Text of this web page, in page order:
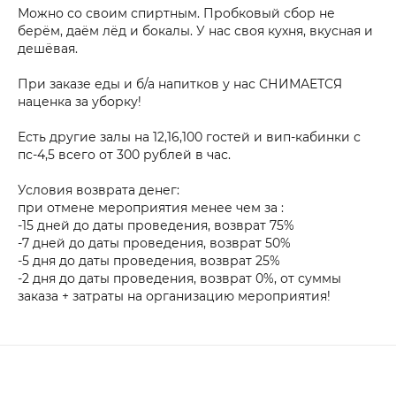
Можно со своим спиртным. Пробковый сбор не
берём, даём лёд и бокалы. У нас своя кухня, вкусная и
дешёвая.
При заказе еды и б/а напитков у нас СНИМАЕТСЯ
наценка за уборку!
Есть другие залы на 12,16,100 гостей и вип-кабинки с
пс-4,5 всего от 300 рублей в час.
Условия возврата денег:
при отмене мероприятия менее чем за :
-15 дней до даты проведения, возврат 75%
-7 дней до даты проведения, возврат 50%
-5 дня до даты проведения, возврат 25%
-2 дня до даты проведения, возврат 0%, от суммы
заказа + затраты на организацию мероприятия!